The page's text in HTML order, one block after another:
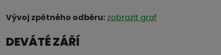
Vývoj zpětného odběru: zobrazit graf
DEVÁTÉ ZÁŘÍ